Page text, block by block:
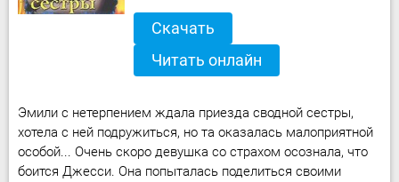
Скачать
Читать онлайн
Эмили с нетерпением ждала приезда сводной сестры,
хотела с ней подружиться, но та оказалась малоприятной
особой... Очень скоро девушка со страхом осознала, что
боится Джесси. Она попыталась поделиться своими